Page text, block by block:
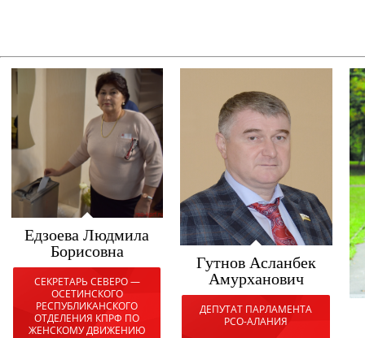
Едзоева Людмила
Борисовна
СЕКРЕТАРЬ СЕВЕРО —
ОСЕТИНСКОГО
РЕСПУБЛИКАНСКОГО
ОТДЕЛЕНИЯ КПРФ ПО
ЖЕНСКОМУ ДВИЖЕНИЮ
Гутнов Асланбек
Амурханович
ДЕПУТАТ ПАРЛАМЕНТА
РСО-АЛАНИЯ